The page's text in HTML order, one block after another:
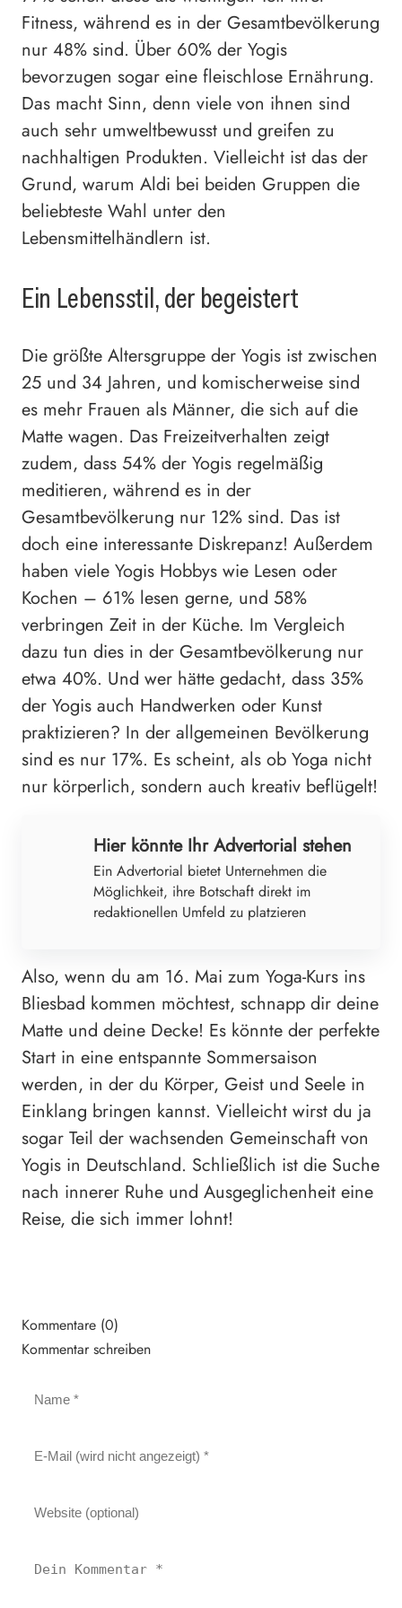
Fitness, während es in der Gesamtbevölkerung
nur 48% sind. Über 60% der Yogis
bevorzugen sogar eine fleischlose Ernährung.
Das macht Sinn, denn viele von ihnen sind
auch sehr umweltbewusst und greifen zu
nachhaltigen Produkten. Vielleicht ist das der
Grund, warum Aldi bei beiden Gruppen die
beliebteste Wahl unter den
Lebensmittelhändlern ist.
Ein Lebensstil, der begeistert
Die größte Altersgruppe der Yogis ist zwischen
25 und 34 Jahren, und komischerweise sind
es mehr Frauen als Männer, die sich auf die
Matte wagen. Das Freizeitverhalten zeigt
zudem, dass 54% der Yogis regelmäßig
meditieren, während es in der
Gesamtbevölkerung nur 12% sind. Das ist
doch eine interessante Diskrepanz! Außerdem
haben viele Yogis Hobbys wie Lesen oder
Kochen – 61% lesen gerne, und 58%
verbringen Zeit in der Küche. Im Vergleich
dazu tun dies in der Gesamtbevölkerung nur
etwa 40%. Und wer hätte gedacht, dass 35%
der Yogis auch Handwerken oder Kunst
praktizieren? In der allgemeinen Bevölkerung
sind es nur 17%. Es scheint, als ob Yoga nicht
nur körperlich, sondern auch kreativ beflügelt!
Hier könnte Ihr Advertorial stehen
Ein Advertorial bietet Unternehmen die
Möglichkeit, ihre Botschaft direkt im
redaktionellen Umfeld zu platzieren
Also, wenn du am 16. Mai zum Yoga-Kurs ins
Bliesbad kommen möchtest, schnapp dir deine
Matte und deine Decke! Es könnte der perfekte
Start in eine entspannte Sommersaison
werden, in der du Körper, Geist und Seele in
Einklang bringen kannst. Vielleicht wirst du ja
sogar Teil der wachsenden Gemeinschaft von
Yogis in Deutschland. Schließlich ist die Suche
nach innerer Ruhe und Ausgeglichenheit eine
Reise, die sich immer lohnt!
Kommentare (0)
Kommentar schreiben